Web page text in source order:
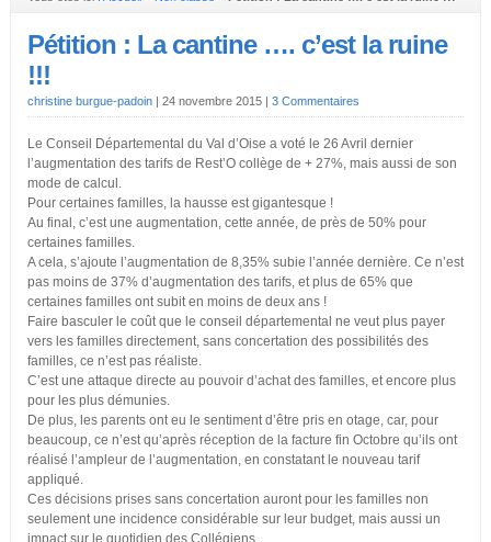
Pétition : La cantine …. c’est la ruine
!!!
christine burgue-padoin| 24 novembre 2015 | 3 Commentaires
Le Conseil Départemental du Val d’Oise a voté le 26 Avril dernier
l’augmentation des tarifs de Rest’O collège de + 27%, mais aussi de son
mode de calcul.
Pour certaines familles, la hausse est gigantesque !
Au final, c’est une augmentation, cette année, de près de 50% pour
certaines familles.
A cela, s’ajoute l’augmentation de 8,35% subie l’année dernière. Ce n’est
pas moins de 37% d’augmentation des tarifs, et plus de 65% que
certaines familles ont subit en moins de deux ans !
Faire basculer le coût que le conseil départemental ne veut plus payer
vers les familles directement, sans concertation des possibilités des
familles, ce n’est pas réaliste.
C’est une attaque directe au pouvoir d’achat des familles, et encore plus
pour les plus démunies.
De plus, les parents ont eu le sentiment d’être pris en otage, car, pour
beaucoup, ce n’est qu’après réception de la facture fin Octobre qu’ils ont
réalisé l’ampleur de l’augmentation, en constatant le nouveau tarif
appliqué.
Ces décisions prises sans concertation auront pour les familles non
seulement une incidence considérable sur leur budget, mais aussi un
impact sur le quotidien des Collégiens.